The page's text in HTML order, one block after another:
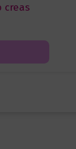
creas